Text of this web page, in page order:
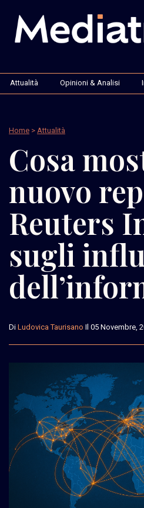
Attualità Opinioni & Analisi
Home > Attualità
Cosa
nuovo
Reuters
sugli
Di Ludovica Taurisano Il 05 Novembre,